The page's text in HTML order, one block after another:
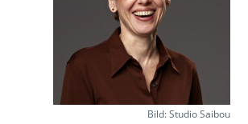
Bild: Studio Saibou